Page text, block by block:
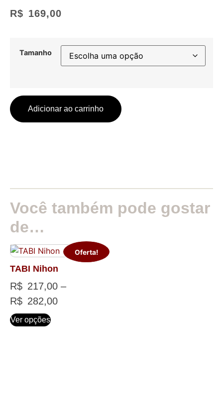
R$ 169,00
Tamanho
Adicionar ao carrinho
Você também pode gostar
de…
Oferta!
TABI Nihon
R$ 217,00 –
R$ 282,00
Ver opções